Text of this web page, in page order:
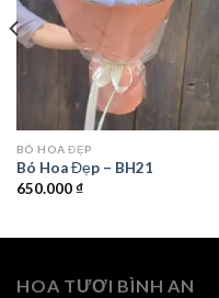
BÓ HOA ĐẸP
Bó Hoa Đẹp – BH21
650.000₫
HOA TƯƠI BÌNH AN